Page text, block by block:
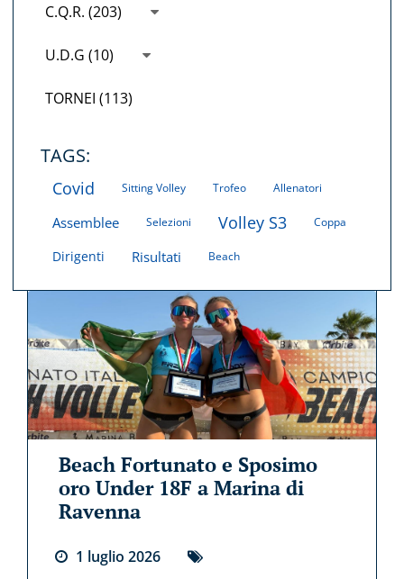
C.Q.R. (203)
U.D.G (10)
TORNEI (113)
TAGS:
Covid Sitting Volley Trofeo Allenatori
Assemblee Selezioni Volley S3 Coppa
Dirigenti Risultati Beach
Beach Fortunato e Sposimo
oro Under 18F a Marina di
Ravenna
1 luglio 2026